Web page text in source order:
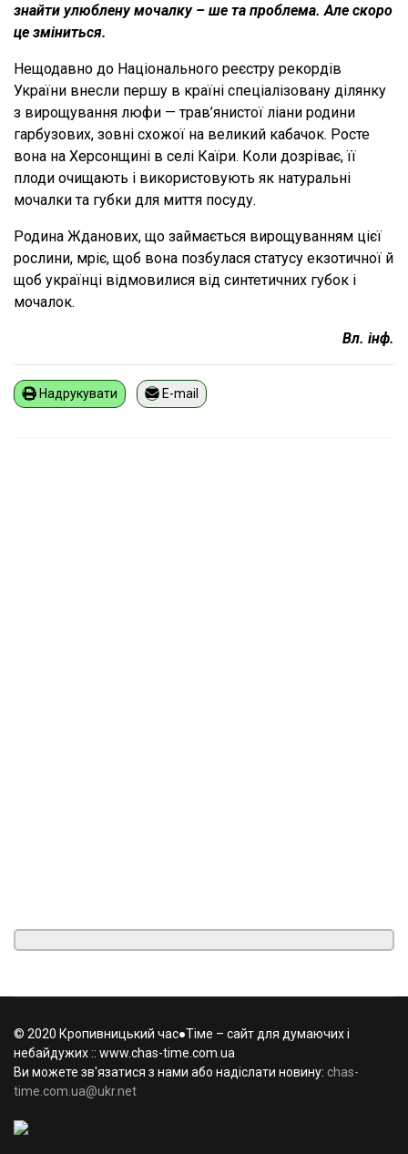
знайти улюблену мочалку – ше та проблема. Але скоро
це зміниться.
Нещодавно до Національного реєстру рекордів
України внесли першу в країні спеціалізовану ділянку
з вирощування люфи — трав’янистої ліани родини
гарбузових, зовні схожої на великий кабачок. Росте
вона на Херсонщині в селі Каїри. Коли дозріває, її
плоди очищають і використовують як натуральні
мочалки та губки для миття посуду.
Родина Жданових, що займається вирощуванням цієї
рослини, мріє, щоб вона позбулася статусу екзотичної й
щоб українці відмовилися від синтетичних губок і
мочалок.
Вл. інф.
Надрукувати E-mail
© 2020 Кропивницький час●Тіме – сайт для думаючих і
небайдужих :: www.chas-time.com.ua
Ви можете зв'язатися з нами або надіслати новину: chas-
time.com.ua@ukr.net